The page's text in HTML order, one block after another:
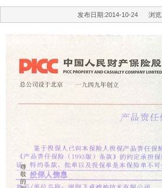
发布日期:2014-10-24 浏览